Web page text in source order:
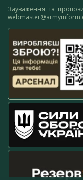
Зауваження та